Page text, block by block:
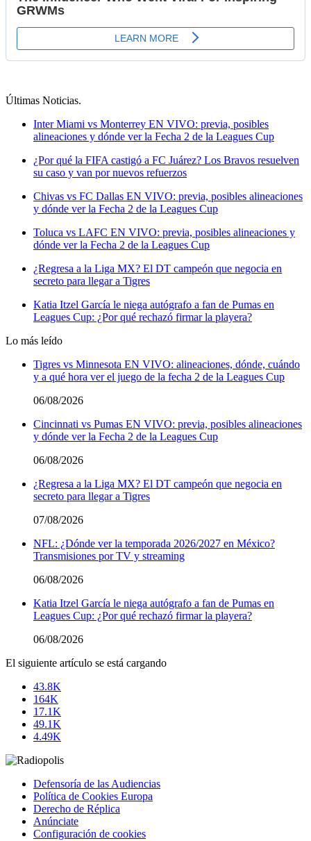
Últimas Noticias.
Inter Miami vs Monterrey EN VIVO: previa, posibles
alineaciones y dónde ver la Fecha 2 de la Leagues Cup
¿Por qué la FIFA castigó a FC Juárez? Los Bravos resuelven
su caso y van por nuevos refuerzos
Chivas vs FC Dallas EN VIVO: previa, posibles alineaciones
y dónde ver la Fecha 2 de la Leagues Cup
Toluca vs LAFC EN VIVO: previa, posibles alineaciones y
dónde ver la Fecha 2 de la Leagues Cup
¿Regresa a la Liga MX? El DT campeón que negocia en
secreto para llegar a Tigres
Katia Itzel García le niega autógrafo a fan de Pumas en
Leagues Cup: ¿Por qué rechazó firmar la playera?
Lo más leído
Tigres vs Minnesota EN VIVO: alineaciones, dónde, cuándo
y a qué hora ver el juego de la fecha 2 de la Leagues Cup
06/08/2026
Cincinnati vs Pumas EN VIVO: previa, posibles alineaciones
y dónde ver la Fecha 2 de la Leagues Cup
06/08/2026
¿Regresa a la Liga MX? El DT campeón que negocia en
secreto para llegar a Tigres
07/08/2026
NFL: ¿Dónde ver la temporada 2026/2027 en México?
Transmisiones por TV y streaming
06/08/2026
Katia Itzel García le niega autógrafo a fan de Pumas en
Leagues Cup: ¿Por qué rechazó firmar la playera?
06/08/2026
El siguiente artículo se está cargando
43.8K
164K
17.1K
49.1K
4.49K
Defensoría de las Audiencias
Política de Cookies Europa
Derecho de Réplica
Anúnciate
Configuración de cookies